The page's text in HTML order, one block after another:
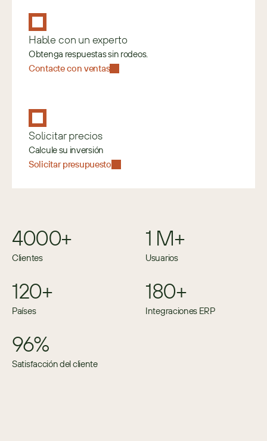
Hable con un experto
Obtenga respuestas sin rodeos.
Contacte con ventas
Solicitar precios
Calcule su inversión
Solicitar presupuesto
4000+
Clientes
1 M+
Usuarios
120+
Países
180+
Integraciones ERP
96%
Satisfacción del cliente